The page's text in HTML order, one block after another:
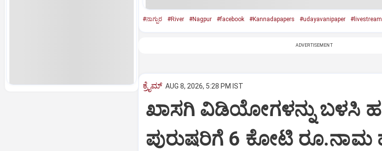
#ನಾಗ್ಪುರ #River #Nagpur #facebook #Kannadapapers #udayavanipaper
ADVERTISEMENT
ಕ್ರೈಮ್ AUG 8, 2026, 5:28 PM IST
ಖಾಸಗಿ ವಿಡಿಯೋಗಳನ್ನು ಬಳಸಿ
ಪುರುಷರಿಗೆ 6 ಕೋಟಿ